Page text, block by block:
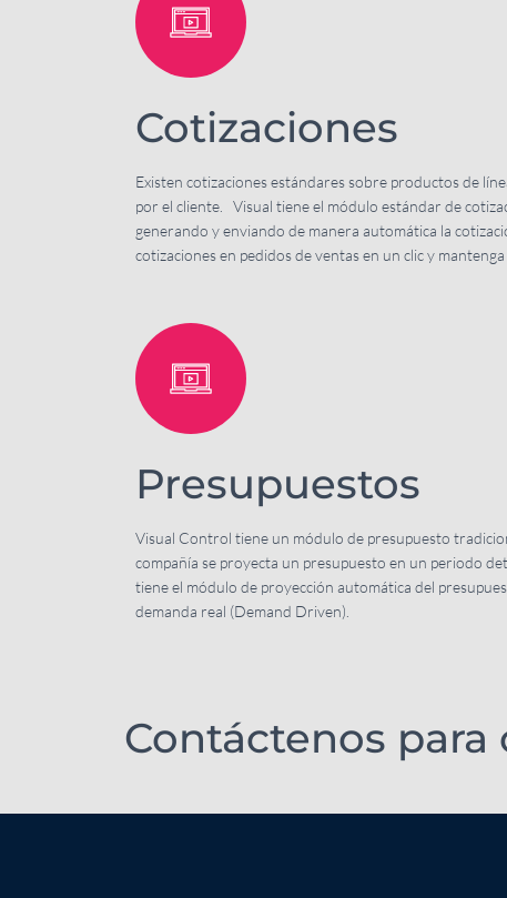
Cotizaciones
Existen cotizaciones estándares sobre productos de
por el cliente. Visual tiene el módulo estándar de
generando y enviando de manera automática la
cotizaciones en pedidos de ventas en un clic y
Presupuestos
Visual Control tiene un módulo de presupuesto
compañía se proyecta un presupuesto en un periodo
tiene el módulo de proyección automática del
demanda real (Demand Driven).
Contáctenos